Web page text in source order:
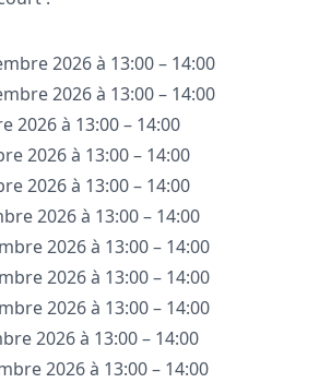
2026 à 13:00 – 14:00
2026 à 13:00 – 14:00
2026 à 13:00 – 14:00
2026 à 13:00 – 14:00
2026 à 13:00 – 14:00
2026 à 13:00 – 14:00
2026 à 13:00 – 14:00
2026 à 13:00 – 14:00
2026 à 13:00 – 14:00
2026 à 13:00 – 14:00
2026 à 13:00 – 14:00